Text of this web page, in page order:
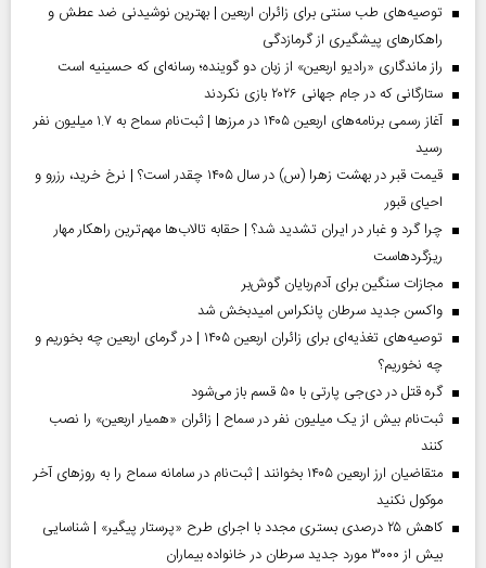
توصیه‌های طب سنتی برای زائران اربعین | بهترین نوشیدنی ضد عطش و
راهکارهای پیشگیری از گرمازدگی
راز ماندگاری «رادیو اربعین» از زبان دو گوینده؛ رسانه‌ای که حسینیه است
ستارگانی که در جام جهانی ۲۰۲۶ بازی نکردند
آغاز رسمی برنامه‌های اربعین ۱۴۰۵ در مرز‌ها | ثبت‌نام سماح به ۱.۷ میلیون نفر
رسید
قیمت قبر در بهشت زهرا (س) در سال ۱۴۰۵ چقدر است؟ | نرخ خرید، رزرو و
احیای قبور
چرا گرد و غبار در ایران تشدید شد؟ | حقابه تالاب‌ها مهم‌ترین راهکار مهار
ریزگردهاست
مجازات سنگین برای آدم‌ربایان گوش‌بر
واکسن جدید سرطان پانکراس امیدبخش شد
توصیه‌های تغذیه‌ای برای زائران اربعین ۱۴۰۵ | در گرمای اربعین چه بخوریم و
چه نخوریم؟
گره قتل در دی‌جی پارتی با ۵۰ قسم باز می‌شود
ثبت‌نام بیش از یک میلیون نفر در سماح | زائران «همیار اربعین» را نصب
کنند
متقاضیان ارز اربعین ۱۴۰۵ بخوانند | ثبت‌نام در سامانه سماح را به روز‌های آخر
موکول نکنید
کاهش ۲۵ درصدی بستری مجدد با اجرای طرح «پرستار پیگیر» | شناسایی
بیش از ۳۰۰۰ مورد جدید سرطان در خانواده بیماران